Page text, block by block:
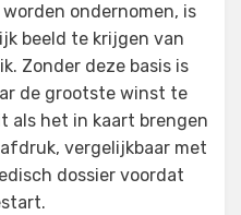
ondernomen, is
beeld te krijgen van
Zonder deze basis is
de grootste winst te
als het in kaart brengen
vergelijkbaar met
dossier voordat